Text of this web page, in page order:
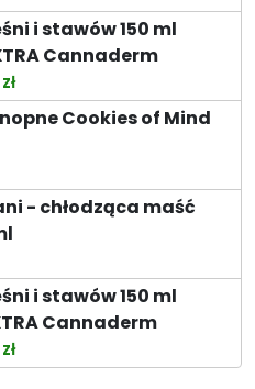
i stawów 150 ml
Cannaderm
złZakres
cen:
od
do
119.99 zł
Cookies of Mind
- chłodząca maść
zł.
i stawów 150 ml
Cannaderm
złZakres
cen: